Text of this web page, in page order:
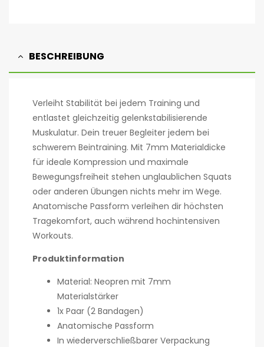
BESCHREIBUNG
Verleiht Stabilität bei jedem Training und
entlastet gleichzeitig gelenkstabilisierende
Muskulatur. Dein treuer Begleiter jedem bei
schwerem Beintraining. Mit 7mm Materialdicke
für ideale Kompression und maximale
Bewegungsfreiheit stehen unglaublichen Squats
oder anderen Übungen nichts mehr im Wege.
Anatomische Passform verleihen dir höchsten
Tragekomfort, auch während hochintensiven
Workouts.
Produktinformation
Material: Neopren mit 7mm
Materialstärker
1x Paar (2 Bandagen)
Anatomische Passform
In wiederverschließbarer Verpackung